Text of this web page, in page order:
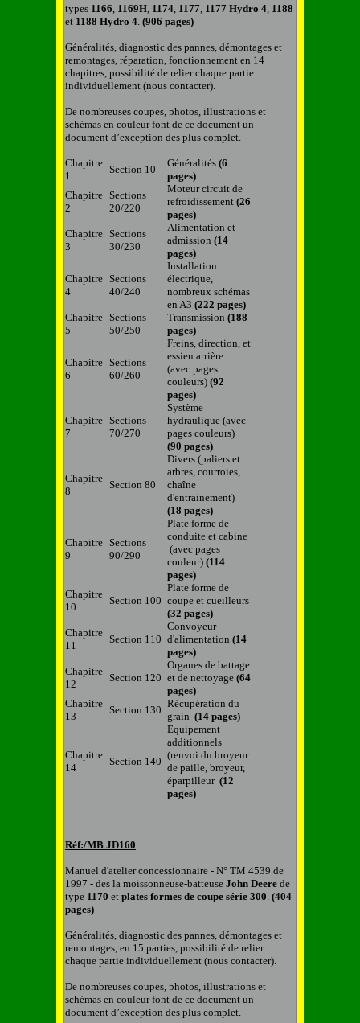
types 1166, 1169H, 1174, 1177, 1177 Hydro 4, 1188
et 1188 Hydro 4. (906 pages)
Généralités, diagnostic des pannes, démontages et
remontages, réparation, fonctionnement en 14
chapitres, possibilité de relier chaque partie
individuellement (nous contacter).
De nombreuses coupes, photos, illustrations et
schémas en couleur font de ce document un
document d’exception des plus complet.
Chapitre
1
Section 10
Généralités (6
pages)
Chapitre
2
Sections
20/220
Moteur circuit de
refroidissement (26
pages)
Chapitre
3
Sections
30/230
Alimentation et
admission (14
pages)
Chapitre
4
Sections
40/240
Installation
électrique,
nombreux schémas
en A3 (222 pages)
Chapitre
5
Sections
50/250
Transmission (188
pages)
Chapitre
6
Sections
60/260
Freins, direction, et
essieu arrière
(avec pages
couleurs) (92
pages)
Chapitre
7
Sections
70/270
Système
hydraulique (avec
pages couleurs)
(90 pages)
Chapitre
8
Section 80
Divers (paliers et
arbres, courroies,
chaîne
d'entrainement)
(18 pages)
Chapitre
9
Sections
90/290
Plate forme de
conduite et cabine
(avec pages
couleur) (114
pages)
Chapitre
10
Section 100
Plate forme de
coupe et cueilleurs
(32 pages)
Chapitre
11
Section 110
Convoyeur
d'alimentation (14
pages)
Chapitre
12
Section 120
Organes de battage
et de nettoyage (64
pages)
Chapitre
13
Section 130
Récupération du
grain (14 pages)
Chapitre
14
Section 140
Equipement
additionnels
(renvoi du broyeur
de paille, broyeur,
éparpilleur (12
pages)
Réf:/MB JD160
Manuel d'atelier concessionnaire - N° TM 4539 de
1997 - des la moissonneuse-batteuse John Deere de
type 1170 et plates formes de coupe série 300. (404
pages)
Généralités, diagnostic des pannes, démontages et
remontages, en 15 parties, possibilité de relier
chaque partie individuellement (nous contacter).
De nombreuses coupes, photos, illustrations et
schémas en couleur font de ce document un
document d’exception des plus complet.